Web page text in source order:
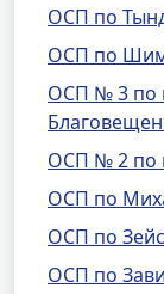
ОСП по
ОСП по
ОСП № 3 по
ОСП № 2 по
ОСП по
ОСП по
ОСП по